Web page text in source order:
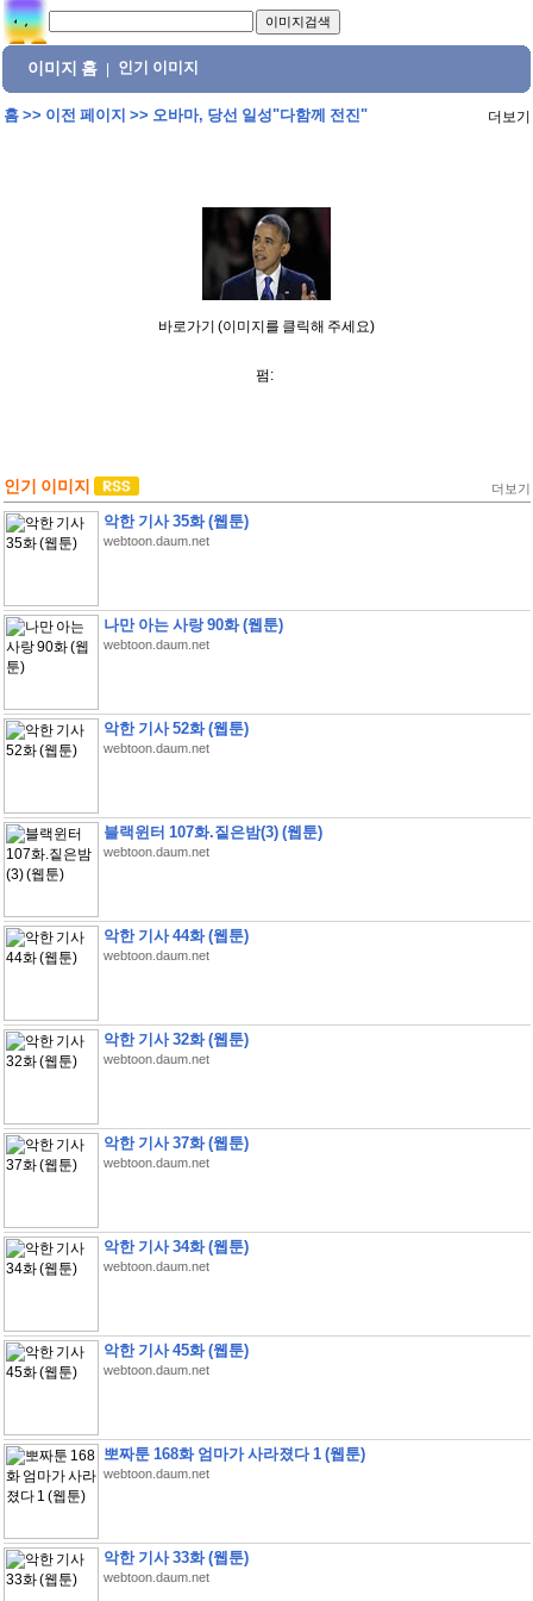
이미지 홈 인기 이미지
홈>> 이전 페이지 >> 오바마, 당선 일성"다함께 전진" 더보기
바로가기 (이미지를 클릭해 주세요)
펌:
인기 이미지 더보기
악한 기사 35화 (웹툰)
webtoon.daum.net
나만 아는 사랑 90화 (웹툰)
webtoon.daum.net
악한 기사 52화 (웹툰)
webtoon.daum.net
블랙윈터 107화.짙은밤(3) (웹툰)
webtoon.daum.net
악한 기사 44화 (웹툰)
webtoon.daum.net
악한 기사 32화 (웹툰)
webtoon.daum.net
악한 기사 37화 (웹툰)
webtoon.daum.net
악한 기사 34화 (웹툰)
webtoon.daum.net
악한 기사 45화 (웹툰)
webtoon.daum.net
뽀짜툰 168화 엄마가 사라졌다 1 (웹툰)
webtoon.daum.net
악한 기사 33화 (웹툰)
webtoon.daum.net